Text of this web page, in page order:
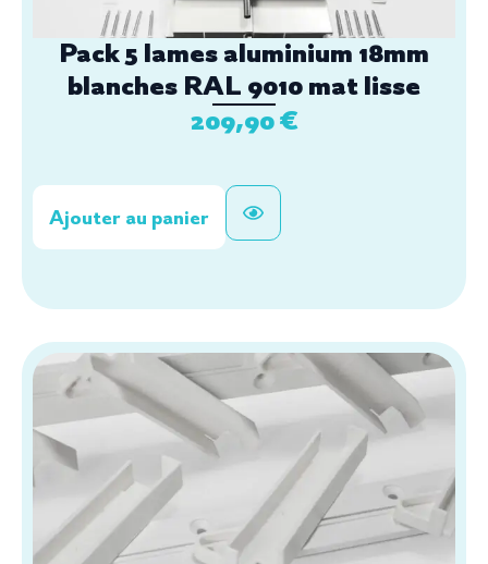
Pack 5 lames aluminium 18mm
blanches RAL 9010 mat lisse
209,90€
Ajouter au panier